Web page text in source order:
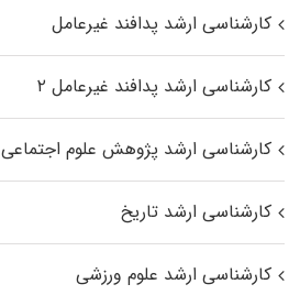
کارشناسی ارشد پدافند غیرعامل
کارشناسی ارشد پدافند غیرعامل ۲
کارشناسی ارشد پژوهش علوم اجتماعی
کارشناسی ارشد تاریخ
کارشناسی ارشد علوم ورزشی